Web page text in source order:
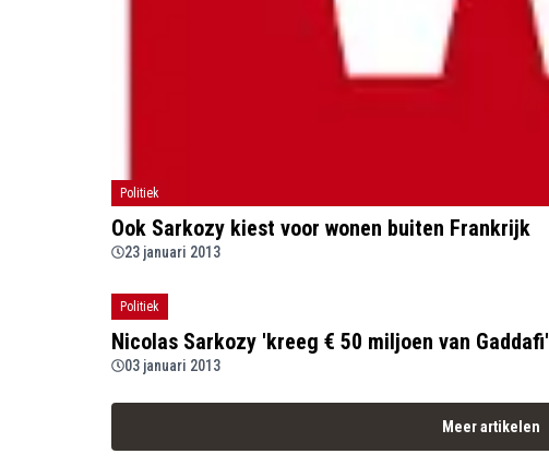
Politiek
Ook Sarkozy kiest voor wonen buiten Frankrijk
23 januari 2013
Politiek
Nicolas Sarkozy 'kreeg € 50 miljoen van Gaddafi'
03 januari 2013
Meer artikelen